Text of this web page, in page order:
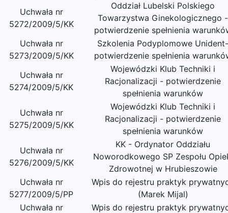
Uchwała nr
5272/2009/5/KK
Oddział Lubelski Polskiego
Towarzystwa Ginekologicznego -
potwierdzenie spełnienia
Uchwała nr
5273/2009/5/KK
Szkolenia Podyplomowe Unident-
potwierdzenie spełnienia
Uchwała nr
5274/2009/5/KK
Wojewódzki Klub Techniki i
Racjonalizacji - potwierdzenie
spełnienia warunków
Uchwała nr
5275/2009/5/KK
Wojewódzki Klub Techniki i
Racjonalizacji - potwierdzenie
spełnienia warunków
Uchwała nr
5276/2009/5/KK
KK - Ordynator Oddziału
Noworodkowego SP Zespołu
Zdrowotnej w Hrubieszowie
Uchwała nr
5277/2009/5/PP
Wpis do rejestru praktyk
(Marek Mijal)
Uchwała nr
Wpis do rejestru praktyk